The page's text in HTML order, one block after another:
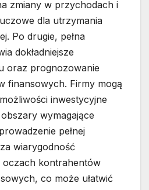
zmiany w przychodach i
dla utrzymania
Po drugie, pełna
dokładniejsze
oraz prognozowanie
finansowych. Firmy mogą
inwestycyjne
wymagające
pełnej
wiarygodność
oczach kontrahentów
co może ułatwić